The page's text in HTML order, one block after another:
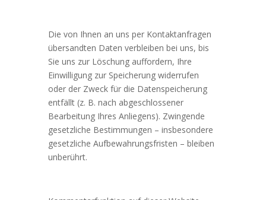
Die von Ihnen an uns per Kontaktanfragen
übersandten Daten verbleiben bei uns, bis
Sie uns zur Löschung auffordern, Ihre
Einwilligung zur Speicherung widerrufen
oder der Zweck für die Datenspeicherung
entfällt (z. B. nach abgeschlossener
Bearbeitung Ihres Anliegens). Zwingende
gesetzliche Bestimmungen – insbesondere
gesetzliche Aufbewahrungsfristen – bleiben
unberührt.